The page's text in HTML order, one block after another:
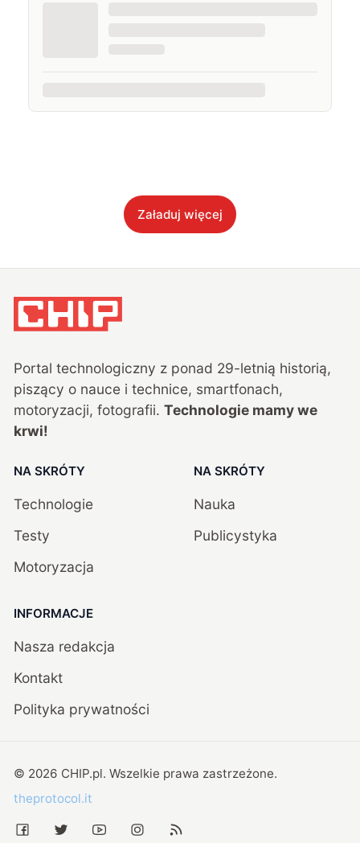
Załaduj więcej
Portal technologiczny z ponad 29-letnią historią,
piszący o nauce i technice, smartfonach,
motoryzacji, fotografii. Technologie mamy we
krwi!
NA SKRÓTY
Technologie
Testy
Motoryzacja
NA SKRÓTY
Nauka
Publicystyka
INFORMACJE
Nasza redakcja
Kontakt
Polityka prywatności
© 2026 CHIP.pl. Wszelkie prawa zastrzeżone.
theprotocol.it